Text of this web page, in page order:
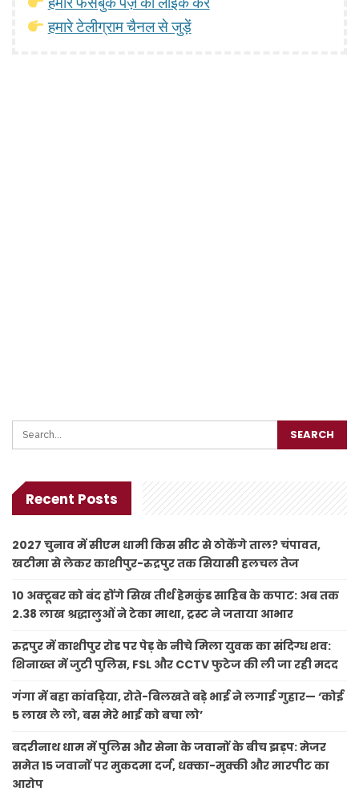
हमारे टेलीग्राम चैनल से जुड़ें
Recent Posts
2027 चुनाव में सीएम धामी किस सीट से ठोकेंगे ताल? चंपावत,
खटीमा से लेकर काशीपुर-रुद्रपुर तक सियासी हलचल तेज
10 अक्टूबर को बंद होंगे सिख तीर्थ हेमकुंड साहिब के कपाट: अब तक
2.38 लाख श्रद्धालुओं ने टेका माथा, ट्रस्ट ने जताया आभार
रुद्रपुर में काशीपुर रोड पर पेड़ के नीचे मिला युवक का संदिग्ध शव:
शिनाख्त में जुटी पुलिस, FSL और CCTV फुटेज की ली जा रही मदद
गंगा में बहा कांवड़िया, रोते-बिलखते बड़े भाई ने लगाई गुहार— ‘कोई
5 लाख ले लो, बस मेरे भाई को बचा लो’
बदरीनाथ धाम में पुलिस और सेना के जवानों के बीच झड़प: मेजर
समेत 15 जवानों पर मुकदमा दर्ज, धक्का-मुक्की और मारपीट का
आरोप